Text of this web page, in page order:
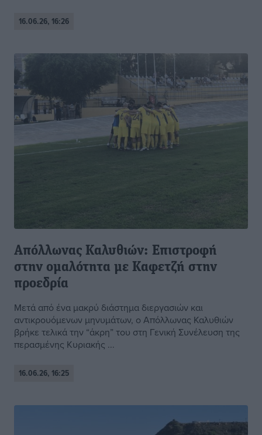
16.06.26, 16:26
Απόλλωνας Καλυθιών: Επιστροφή
στην ομαλότητα με Καφετζή στην
προεδρία
Μετά από ένα μακρύ διάστημα διεργασιών και
αντικρουόμενων μηνυμάτων, ο Απόλλωνας Καλυθιών
βρήκε τελικά την “άκρη” του στη Γενική Συνέλευση της
περασμένης Κυριακής ...
16.06.26, 16:25